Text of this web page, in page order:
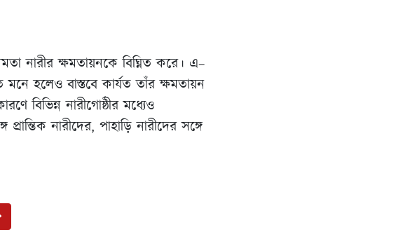
নারীর ক্ষমতায়নকে বিঘ্নিত করে। এ–
মনে হলেও বাস্তবে কার্যত তাঁর ক্ষমতায়ন
বিভিন্ন নারীগোষ্ঠীর মধ্যেও
নারীদের, পাহাড়ি নারীদের সঙ্গে